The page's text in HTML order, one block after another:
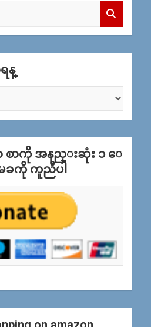
န္
စာကို အနည္းဆုံး ၁ ေ
ခကို ကူညီပါ